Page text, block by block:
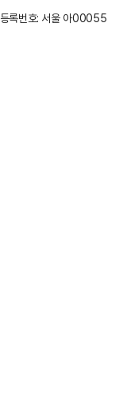
등록번호: 서울 아00055